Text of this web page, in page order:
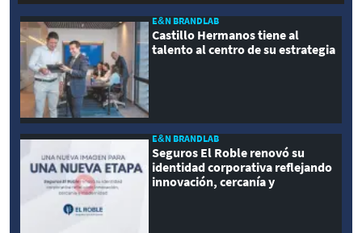
E&N BRANDLAB
Castillo Hermanos tiene al
talento al centro de su estrategia
E&N BRANDLAB
Seguros El Roble renovó su
identidad corporativa reflejando
innovación, cercanía y